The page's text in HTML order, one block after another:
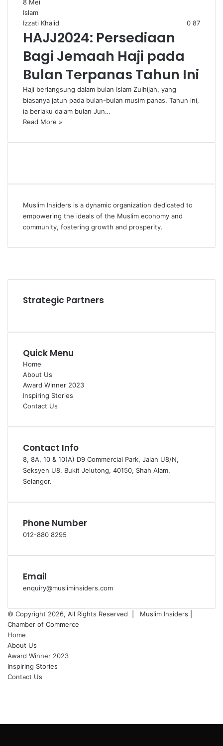
8 Mei
Islam
Izzati Khalid
0 87
HAJJ2024: Persediaan
Bagi Jemaah Haji pada
Bulan Terpanas Tahun Ini
Haji berlangsung dalam bulan Islam Zulhijah, yang
biasanya jatuh pada bulan-bulan musim panas. Tahun ini,
ia berlaku dalam bulan Jun…
Read More »
Muslim Insiders is a dynamic organization dedicated to
empowering the ideals of the Muslim economy and
community, fostering growth and prosperity.
Strategic Partners
Quick Menu
Home
About Us
Award Winner 2023
Inspiring Stories
Contact Us
Contact Info
8, 8A, 10 & 10(A) D9 Commercial Park, Jalan U8/N,
Seksyen U8, Bukit Jelutong, 40150, Shah Alam,
Selangor.
Phone Number
012-880 8295
Email
enquiry@musliminsiders.com
© Copyright 2026, All Rights Reserved |
Muslim Insiders |
Chamber of Commerce
Home
About Us
Award Winner 2023
Inspiring Stories
Contact Us